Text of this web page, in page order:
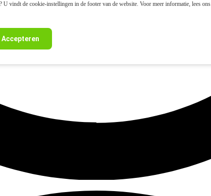
vindt de cookie-instellingen in de footer van de website. Voor meer informatie, lees ons
Accepteren